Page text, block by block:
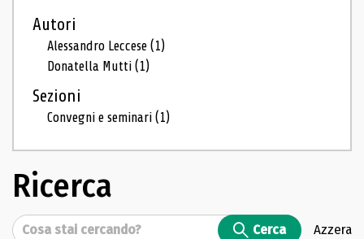
Autori
Alessandro Leccese(1)
Donatella Mutti(1)
Sezioni
Convegni e seminari(1)
Ricerca
Cerca Cerca Azzera